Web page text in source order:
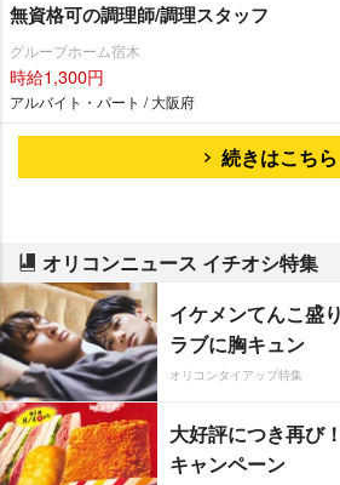
無資格可の調理師/調理スタッフ
グループホーム宿木
時給1,300円
アルバイト・パート / 大阪府
続きはこちら
オリコンニュース イチオシ特集
イケメンてんこ盛
ラブに胸キュン
オリコンタイアップ特集
大好評につき再び
キャンペーン